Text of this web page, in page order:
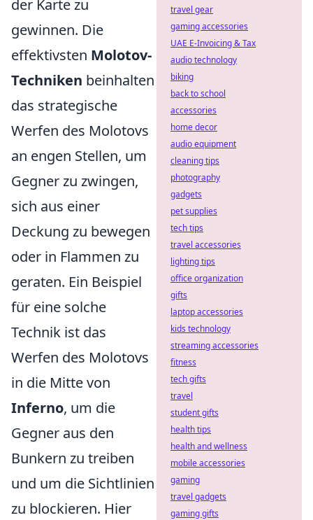
der Karte zu
gewinnen. Die
effektivsten Molotov-
Techniken beinhalten
das strategische
Werfen des Molotovs
an engen Stellen, um
Gegner zu zwingen,
sich aus einer
Deckung zu bewegen
oder in Flammen zu
geraten. Ein Beispiel
für eine solche
Technik ist das
Werfen des Molotovs
in die Mitte von
Inferno, um die
Gegner aus den
Bunkern zu treiben
und um die Sichtlinien
zu blockieren. Hier
travel gear
gaming accessories
UAE E-Invoicing & Tax
audio technology
biking
back to school
accessories
home decor
audio equipment
cleaning tips
photography
gadgets
pet supplies
tech tips
travel accessories
lighting tips
office organization
gifts
laptop accessories
kids technology
streaming accessories
fitness
tech gifts
travel
student gifts
health tips
health and wellness
mobile accessories
gaming
travel gadgets
gaming gifts